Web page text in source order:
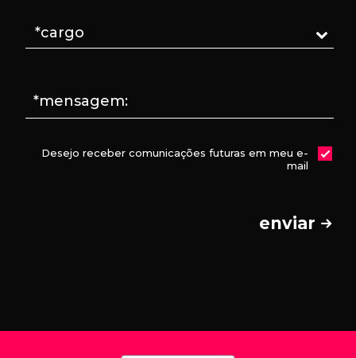
*mensagem:
Desejo receber comunicações futuras em meu e-
mail
enviar